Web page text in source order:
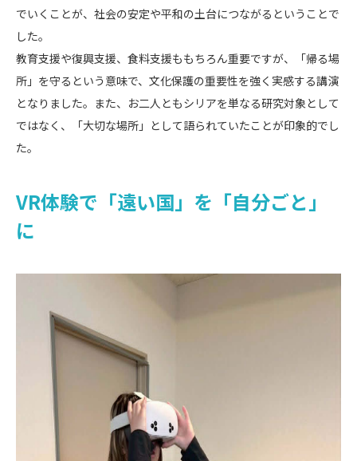
でいくことが、社会の安定や平和の土台につながるということで
した。
教育支援や復興支援、食料支援ももちろん重要ですが、「帰る場
所」を守るという意味で、文化保護の重要性を強く実感する講演
となりました。また、お二人ともシリアを単なる研究対象として
ではなく、「大切な場所」として語られていたことが印象的でし
た。
VR体験で「遠い国」を「自分ごと」
に